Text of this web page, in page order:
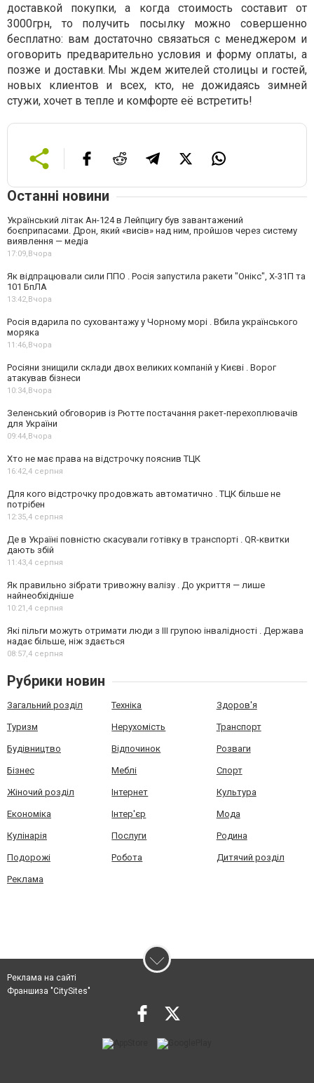
доставкой покупки, а когда стоимость составит от
3000грн, то получить посылку можно совершенно
бесплатно: вам достаточно связаться с менеджером и
оговорить предварительно условия и форму оплаты, а
позже и доставки. Мы ждем жителей столицы и гостей,
новых клиентов и всех, кто, не дожидаясь зимней
стужи, хочет в тепле и комфорте её встретить!
Останні новини
Український літак Ан-124 в Лейпцигу був завантажений
боєприпасами. Дрон, який «висів» над ним, пройшов через систему
виявлення — медіа
17:09, Вчора
Як відпрацювали сили ППО . Росія запустила ракети "Онікс", Х-31П та
101 БпЛА
13:42, Вчора
Росія вдарила по суховантажу у Чорному морі . Вбила українського
моряка
11:46, Вчора
Росіяни знищили склади двох великих компаній у Києві . Ворог
атакував бізнеси
10:34, Вчора
Зеленський обговорив із Рютте постачання ракет-перехоплювачів
для України
09:44, Вчора
Хто не має права на відстрочку пояснив ТЦК
16:42, 4 серпня
Для кого відстрочку продовжать автоматично . ТЦК більше не
потрібен
12:35, 4 серпня
Де в Україні повністю скасували готівку в транспорті . QR-квитки
дають збій
11:43, 4 серпня
Як правильно зібрати тривожну валізу . До укриття — лише
найнеобхідніше
10:21, 4 серпня
Які пільги можуть отримати люди з III групою інвалідності . Держава
надає більше, ніж здається
08:57, 4 серпня
Рубрики новин
Загальний розділ Техніка Здоров'я
Туризм Нерухомість Транспорт
Будівництво Відпочинок Розваги
Бізнес Меблі Спорт
Жіночий розділ Інтернет Культура
Економіка Інтер'єр Мода
Кулінарія Послуги Родина
Подорожі Робота Дитячий розділ
Реклама
Реклама на сайті
Франшиза "CitySites"